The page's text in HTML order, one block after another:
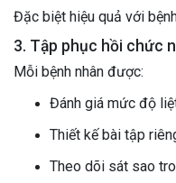
Đặc biệt hiệu quả với
3. Tập phục hồi chức
Mỗi bệnh nhân được:
Đánh giá mức độ
Thiết kế bài tập
Theo dõi sát sao